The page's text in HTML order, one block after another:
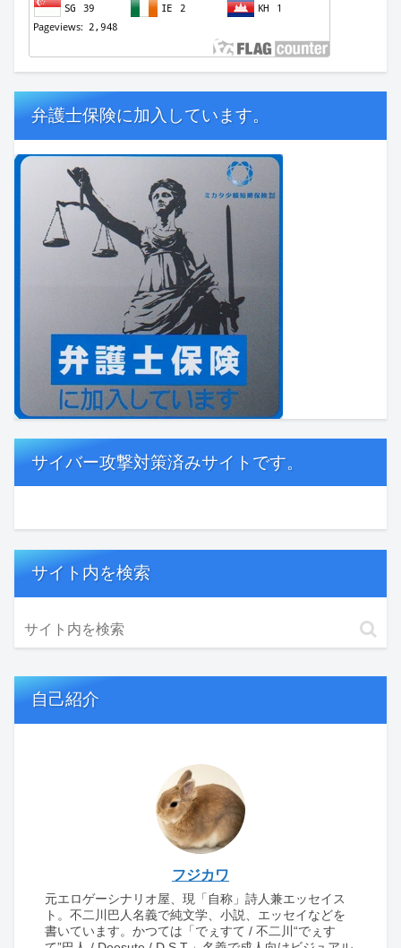
弁護士保険に加入しています。
サイバー攻撃対策済みサイトです。
サイト内を検索
自己紹介
フジカワ
元エロゲーシナリオ屋、現「自称」詩人兼エッセイス
ト。不二川巴人名義で純文学、小説、エッセイなどを
書いています。かつては「でぇすて / 不二川“でぇす